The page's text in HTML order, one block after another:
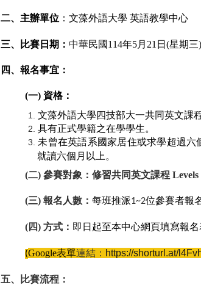
二、主辦單位 ：文藻外語大學 英語教學中心
三、比賽日期： 中華民國114年5月21 日(星期三)
四、報名事宜：
(一) 資格：
文藻外語大學四技部大一共同英文課
具有正式學籍之在學學生。
未曾在英語系國家居住或求學超過六
就讀六個月以上。
(二) 參賽對象：修習共同英文課程 Levels
(三) 報名人數： 每班推派1~2位參賽者報
(四) 方式： 即 日起至本中心網頁填寫報名
(Google表單連結： https://shorturl.at/
五、比賽流程：